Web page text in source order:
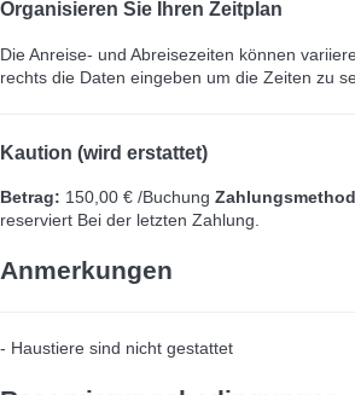
Organisieren Sie Ihren Zeitplan
Die Anreise- und Abreisezeiten können
rechts die Daten eingeben um die Zeiten zu
Kaution (wird erstattet)
Betrag: 150,00 € /Buchung
reserviert Bei der letzten Zahlung.
Anmerkungen
- Haustiere sind nicht gestattet